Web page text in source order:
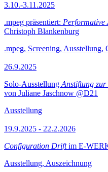
3.10.-3.11.2025
.mpeg präsentiert: Performative
Christoph Blankenburg
.mpeg, Screening, Ausstellung,
26.9.2025
Solo-Ausstellung Anstiftung zur
von Juliane Jaschnow @D21
Ausstellung
19.9.2025 - 22.2.2026
Configuration Driftim E-
Ausstellung, Auszeichnung